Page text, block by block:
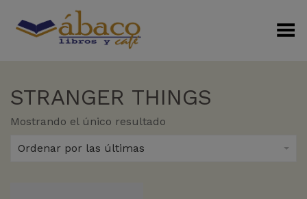
Menú Alterno
STRANGER THINGS
Mostrando el único resultado
Ordenar por las últimas